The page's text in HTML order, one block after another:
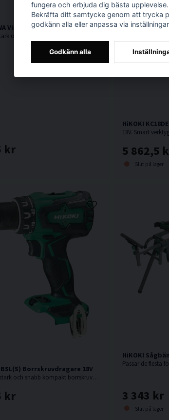
Vinkelslip 125mm (1100W)
kr
HiKOKI
5 862,5
Slut på lager
Borrskruvdragare 18V
18V. En oerhört stark och snabb kompakt borrskruvdragare från Hikoki.
kr
HiKOKI
Passar de flesta
3 343 kr
Slut på lager
fungera och erbjuda dig bästa upplevelse.
Bekräfta ditt samtycke genom att trycka
godkänn alla eller anpassa via inställningar
Godkänn alla